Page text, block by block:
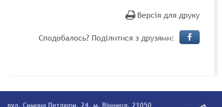
Версія для друку
Сподобалось? Поділитися з друзями:
вул. Симона Петлюри, 24, м. Вінниця, 21050